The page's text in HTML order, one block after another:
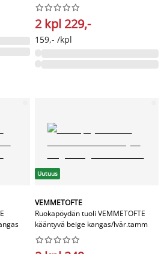






2 kpl 229,-
159,- /kpl
Uutuus
VEMMETOFTE
Ruokapöydän tuoli VEMMETOFTE
kääntyvä beige kangas/lvär.tamm





